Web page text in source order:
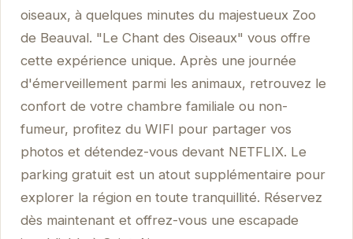
oiseaux, à quelques minutes du majestueux Zoo
de Beauval. "Le Chant des Oiseaux" vous offre
cette expérience unique. Après une journée
d'émerveillement parmi les animaux, retrouvez le
confort de votre chambre familiale ou non-
fumeur, profitez du WIFI pour partager vos
photos et détendez-vous devant NETFLIX. Le
parking gratuit est un atout supplémentaire pour
explorer la région en toute tranquillité. Réservez
dès maintenant et offrez-vous une escapade